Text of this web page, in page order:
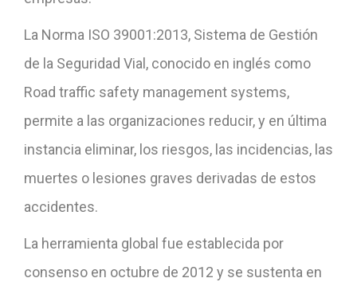
La Norma ISO 39001:2013, Sistema de Gestión
de la Seguridad Vial, conocido en inglés como
Road traffic safety management systems,
permite a las organizaciones reducir, y en última
instancia eliminar, los riesgos, las incidencias, las
muertes o lesiones graves derivadas de estos
accidentes.
La herramienta global fue establecida por
consenso en octubre de 2012 y se sustenta en